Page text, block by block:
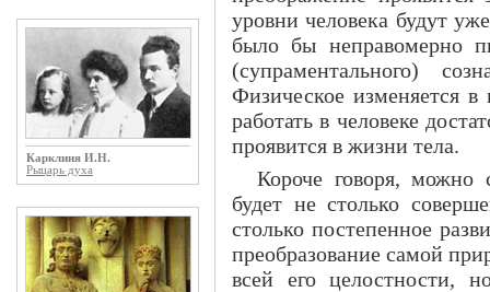
Карклиня И.Н.
Рыцарь духа
уровни человека будут
было бы неправомерно
(супраментального)
Физическое изменяется
работать в человеке
проявится в жизни тела.
Короче говоря, можно
будет не столько
столько постепенное
преобразование самой
всей его целостности,